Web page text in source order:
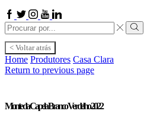
Facebook
TwitterInstagram
Youtube
Linkedin
Search
input
Search
< Voltar atrás
Home Produtores Casa Clara
Return to previous page
Monte da Capela Branco Verdelho 2022